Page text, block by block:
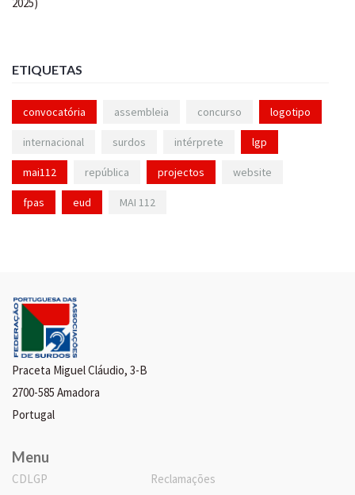
ETIQUETAS
convocatória assembleia concurso logotipo
internacional surdos intérprete lgp
mai112 república projectos website
fpas eud MAI 112
Praceta Miguel Cláudio, 3-B
2700-585 Amadora
Portugal
Menu
CDLGP
Reclamações